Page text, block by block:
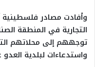
وأفادت مصادر فلسطينية
التجارية في المنطقة
توجههم إلى محلاتهم
واستدعاءات لبلدية